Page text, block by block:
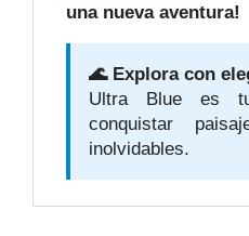
una nueva aventura!
🌊 Explora con
Ultra Blue es
conquistar
inolvidables.